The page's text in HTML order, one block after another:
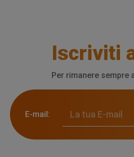
Iscriviti
Per rimanere sempre
E-mail: